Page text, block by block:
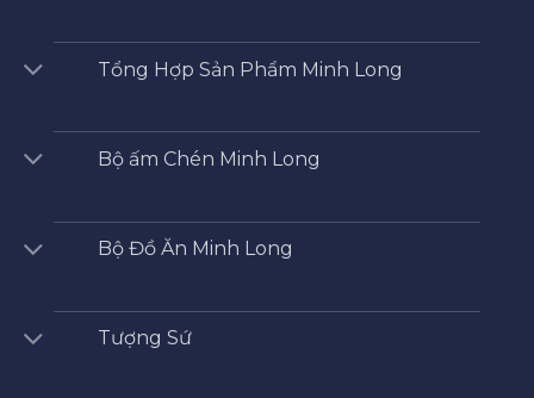
Tổng Hợp Sản Phẩm Minh Long
Bộ ấm Chén Minh Long
Bộ Đồ Ăn Minh Long
Tượng Sứ